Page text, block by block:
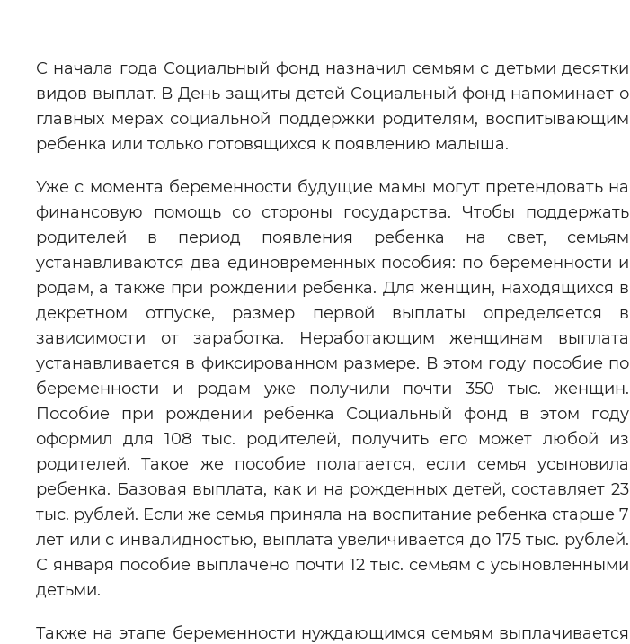
Звуковой ассистент: Воспроизвести
Вернуть стандартные настройки
С начала года Социальный фонд назначил семьям с детьми десятки
видов выплат. В День защиты детей Социальный фонд напоминает о
главных мерах социальной поддержки родителям, воспитывающим
ребенка или только готовящихся к появлению малыша.
Уже с момента беременности будущие мамы могут претендовать на
финансовую помощь со стороны государства. Чтобы поддержать
родителей в период появления ребенка на свет, семьям
устанавливаются два единовременных пособия: по беременности и
родам, а также при рождении ребенка. Для женщин, находящихся в
декретном отпуске, размер первой выплаты определяется в
зависимости от заработка. Неработающим женщинам выплата
устанавливается в фиксированном размере. В этом году пособие по
беременности и родам уже получили почти 350 тыс. женщин.
Пособие при рождении ребенка Социальный фонд в этом году
оформил для 108 тыс. родителей, получить его может любой из
родителей. Такое же пособие полагается, если семья усыновила
ребенка. Базовая выплата, как и на рожденных детей, составляет 23
тыс. рублей. Если же семья приняла на воспитание ребенка старше 7
лет или с инвалидностью, выплата увеличивается до 175 тыс. рублей.
С января пособие выплачено почти 12 тыс. семьям с усыновленными
детьми.
Также на этапе беременности нуждающимся семьям выплачивается